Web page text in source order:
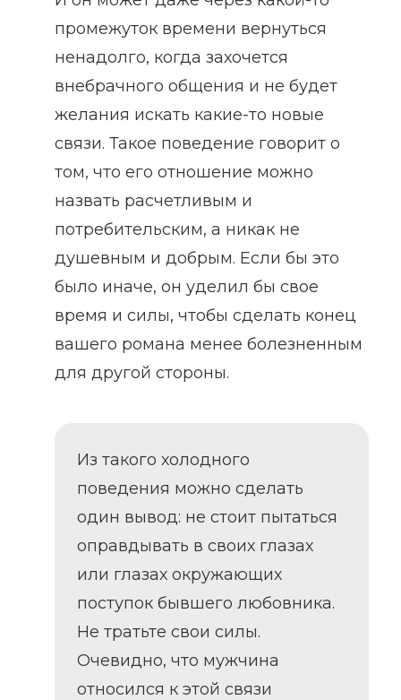
промежуток времени вернуться
ненадолго, когда захочется
внебрачного общения и не будет
желания искать какие-то новые
связи. Такое поведение говорит о
том, что его отношение можно
назвать расчетливым и
потребительским, а никак не
душевным и добрым. Если бы это
было иначе, он уделил бы свое
время и силы, чтобы сделать конец
вашего романа менее болезненным
для другой стороны.
Из такого холодного
поведения можно сделать
один вывод: не стоит пытаться
оправдывать в своих глазах
или глазах окружающих
поступок бывшего любовника.
Не тратьте свои силы.
Очевидно, что мужчина
относился к этой связи